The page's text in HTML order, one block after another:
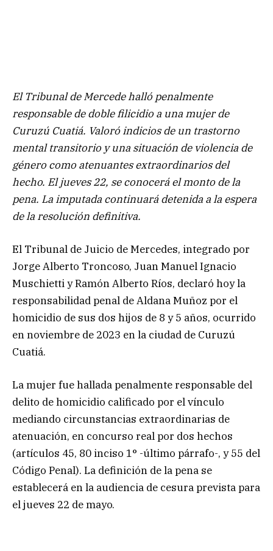
El Tribunal de Mercede halló penalmente
responsable de doble filicidio a una mujer de
Curuzú Cuatiá. Valoró indicios de un trastorno
mental transitorio y una situación de violencia de
género como atenuantes extraordinarios del
hecho. El jueves 22, se conocerá el monto de la
pena. La imputada continuará detenida a la espera
de la resolución definitiva.
El Tribunal de Juicio de Mercedes, integrado por
Jorge Alberto Troncoso, Juan Manuel Ignacio
Muschietti y Ramón Alberto Ríos, declaró hoy la
responsabilidad penal de Aldana Muñoz por el
homicidio de sus dos hijos de 8 y 5 años, ocurrido
en noviembre de 2023 en la ciudad de Curuzú
Cuatiá.
La mujer fue hallada penalmente responsable del
delito de homicidio calificado por el vínculo
mediando circunstancias extraordinarias de
atenuación, en concurso real por dos hechos
(artículos 45, 80 inciso 1° -último párrafo-, y 55 del
Código Penal). La definición de la pena se
establecerá en la audiencia de cesura prevista para
el jueves 22 de mayo.